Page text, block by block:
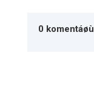
0 komentáøù